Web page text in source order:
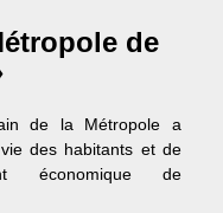
de
de la Métropole a
des habitants et de
économique de